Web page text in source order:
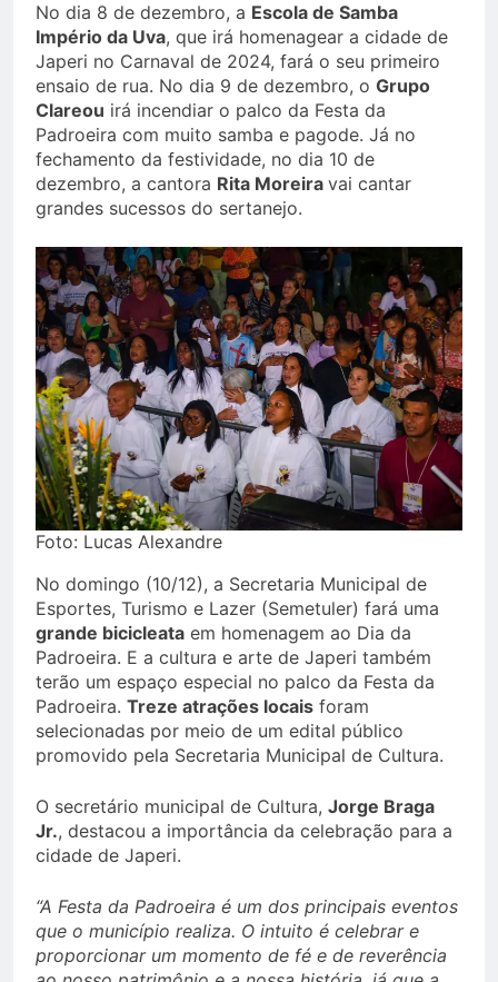
No dia 8 de dezembro, a Escola de Samba
Império da Uva, que irá homenagear a cidade de
Japeri no Carnaval de 2024, fará o seu primeiro
ensaio de rua. No dia 9 de dezembro, o Grupo
Clareou irá incendiar o palco da Festa da
Padroeira com muito samba e pagode. Já no
fechamento da festividade, no dia 10 de
dezembro, a cantora Rita Moreira vai cantar
grandes sucessos do sertanejo.
Foto: Lucas Alexandre
No domingo (10/12), a Secretaria Municipal de
Esportes, Turismo e Lazer (Semetuler) fará uma
grande bicicleata em homenagem ao Dia da
Padroeira. E a cultura e arte de Japeri também
terão um espaço especial no palco da Festa da
Padroeira. Treze atrações locais foram
selecionadas por meio de um edital público
promovido pela Secretaria Municipal de Cultura.
O secretário municipal de Cultura, Jorge Braga
Jr., destacou a importância da celebração para a
cidade de Japeri.
“A Festa da Padroeira é um dos principais eventos
que o município realiza. O intuito é celebrar e
proporcionar um momento de fé e de reverência